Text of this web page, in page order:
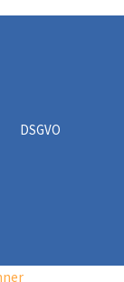
DSGVO